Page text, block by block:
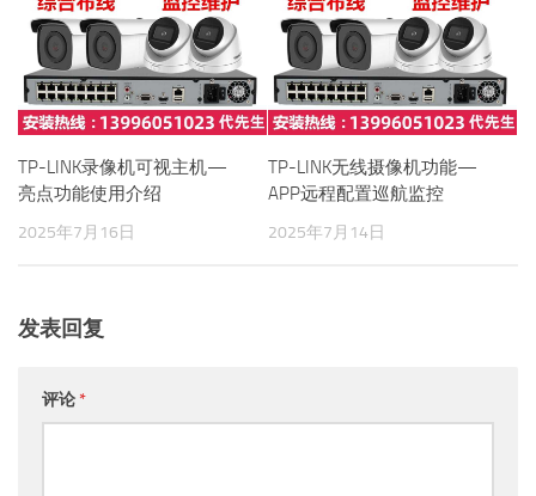
TP-LINK录像机可视主机—
亮点功能使用介绍
2025年7月16日
TP-LINK无线摄像机功能—
APP远程配置巡航监控
2025年7月14日
发表回复
评论*